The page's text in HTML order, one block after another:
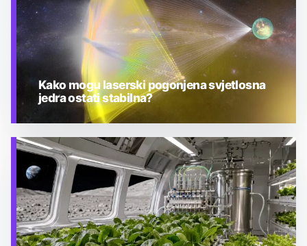
TEHNOLOGIJA
Kako mogu laserski pogonjena svjetlosna
jedra ostati stabilna?